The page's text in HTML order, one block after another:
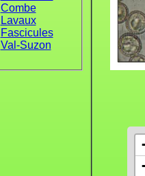
Combe
Lavaux
Fascicules
Val-Suzon